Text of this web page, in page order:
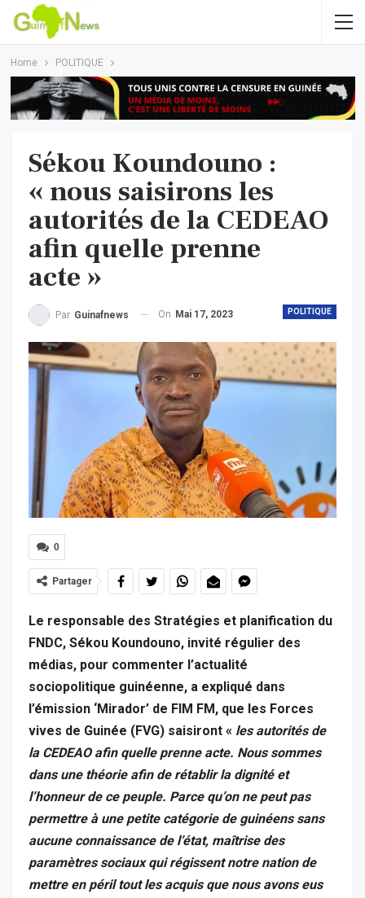
Home POLITIQUE
Sékou Koundouno :
« nous saisirons les
autorités de la CEDEAO
afin quelle prenne
acte »
POLITIQUE
Par Guinafnews On Mai 17, 2023
0
Partager
Le responsable des Stratégies et planification du
FNDC, Sékou Koundouno, invité régulier des
médias, pour commenter l’actualité
sociopolitique guinéenne, a expliqué dans
l’émission ‘Mirador’ de FIM FM, que les Forces
vives de Guinée (FVG) saisiront « les autorités de
la CEDEAO afin quelle prenne acte. Nous sommes
dans une théorie afin de rétablir la dignité et
l’honneur de ce peuple. Parce qu’on ne peut pas
permettre à une petite catégorie de guinéens sans
aucune connaissance de l’état, maîtrise des
paramètres sociaux qui régissent notre nation de
mettre en péril tout les acquis que nous avons eus